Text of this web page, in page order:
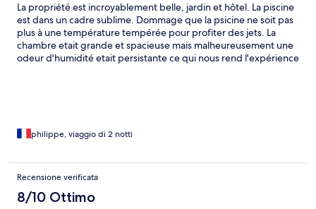
La propriété est incroyablement belle, jardin et hôtel. La piscine
est dans un cadre sublime. Dommage que la psicine ne soit pas
plus à une température tempérée pour profiter des jets. La
chambre etait grande et spacieuse mais malheureusement une
odeur d'humidité etait persistante ce qui nous rend l'expérience
philippe, viaggio di 2 notti
Recensione verificata
8/10 Ottimo